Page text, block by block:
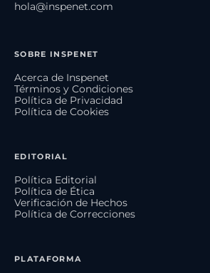
hola@inspenet.com
SOBRE INSPENET
Acerca de Inspenet
Términos y Condiciones
Política de Privacidad
Política de Cookies
EDITORIAL
Política Editorial
Política de Ética
Verificación de Hechos
Política de Correcciones
PLATAFORMA